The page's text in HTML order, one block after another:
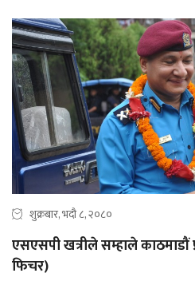
शुक्रबार, भदौ ८, २०८०
एसएसपी खत्रीले सम्हाले काठमाडौं
फिचर)